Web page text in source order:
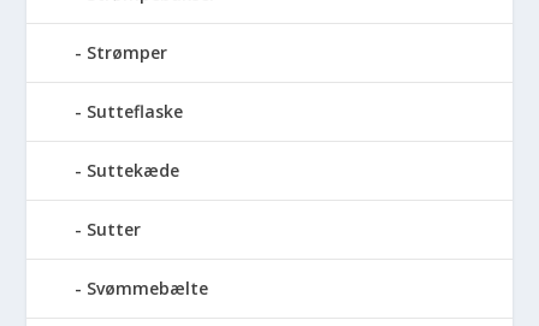
Strømper
Sutteflaske
Suttekæde
Sutter
Svømmebælte